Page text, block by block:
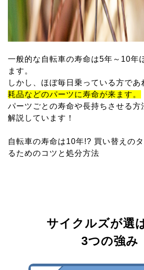
一般的な自転車の寿命は5年～10年
ます。
しかし、ほぼ毎日乗っている方であ
耗品などのパーツに寿命が来ます。
パーツごとの寿命や長持ちさせる方
解説しています！
自転車の寿命は10年!? 買い替えの
るためのコツと処分方法
サイクルズが選
3つの強み